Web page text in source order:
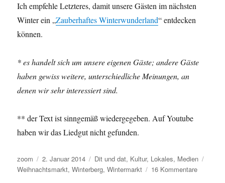
Ich empfehle Letzteres, damit unsere Gästen im nächsten
Winter ein „Zauberhaftes Winterwunderland“ entdecken
können.
* es handelt sich um unsere eigenen Gäste; andere Gäste
haben gewiss weitere, unterschiedliche Meinungen, an
denen wir sehr interessiert sind.
** der Text ist sinngemäß wiedergegeben. Auf Youtube
haben wir das Liedgut nicht gefunden.
Autor
zoom
Veröffentlicht
am
2. Januar 2014 Kategorien
Dit und dat, Kultur, Lokales, Medien
Weihnachtsmarkt,Winterberg,Wintermarkt 16 Kommentarezu